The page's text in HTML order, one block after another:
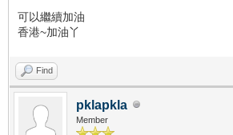
可以繼續加油
香港~加油丫
Find
pklapkla
Member